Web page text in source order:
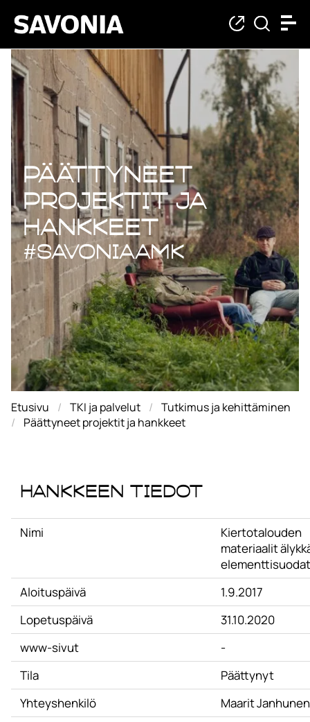
Päättyneet
Päättyneet
projektit ja
hankkeet
#savoniaAMK
Etusivu TKI ja palvelut
Tutkimus ja kehittäminen
Päättyneet projektit ja hankkeet
Hankkeen tiedot
Nimi
Kiertotalouden
materiaalit
Aloituspäivä
1.9.2017
Lopetuspäivä
31.10.2020
www-sivut
-
Tila
Päättynyt
Yhteyshenkilö
Maarit Janhunen